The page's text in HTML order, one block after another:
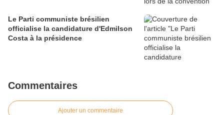
Le Parti communiste brésilien
officialise la candidature d'Edmilson
Costa à la présidence
Commentaires
Ajouter un commentaire